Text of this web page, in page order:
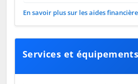
En savoir plus sur les aides
Services et équipements